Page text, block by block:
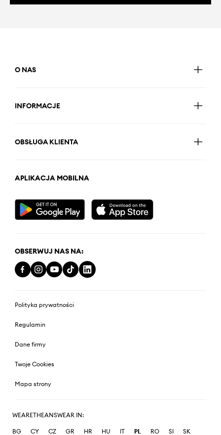
O NAS
INFORMACJE
OBSŁUGA KLIENTA
APLIKACJA MOBILNA
OBSERWUJ NAS NA:
Polityka prywatności
Regulamin
Dane firmy
Twoje Cookies
Mapa strony
WEARETHEANSWEAR IN:
BG CY CZ GR HR HU IT PL RO SI SK